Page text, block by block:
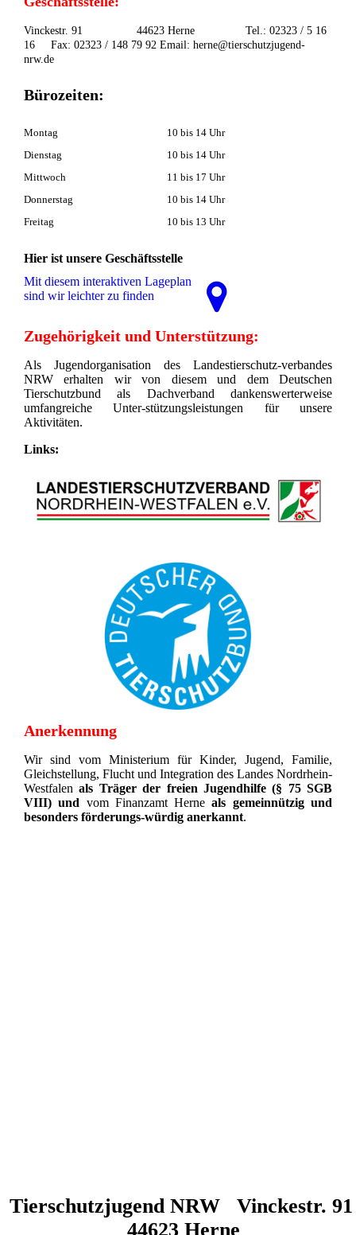
Vinckestr. 91 44623 Herne Tel.: 02323 / 5 16
16 Fax: 02323 / 148 79 92 Email: herne@tierschutzjugend-
nrw.de
Bürozeiten:
Montag
10 bis 14 Uhr
Dienstag
10 bis 14 Uhr
Mittwoch
11 bis 17 Uhr
Donnerstag
10 bis 14 Uhr
Freitag
10 bis 13 Uhr
Hier ist unsere Geschäftsstelle
Mit diesem interaktiven La­ge­plan
sind wir leichter zu finden
Zugehörigkeit und Unterstützung:
Als Jugendorganisation des Landestierschutz-verbandes
NRW erhalten wir von diesem und dem Deutschen
Tierschutzbund als Dachverband dankenswerterweise
umfangreiche Unter-stützungsleistungen für unsere
Aktivitäten.
Links:
Anerkennung
Wir sind vom Ministerium für Kinder, Jugend, Familie,
Gleichstellung, Flucht und Integration des Landes Nordrhein-
Westfalenals Träger der freien Jugendhilfe (§ 75 SGB
VIII) und vom Finanzamt Herneals gemeinnützig und
besonders förderungs-würdig anerkannt.
Tierschutzjugend NRW Vinckestr. 91
44623 Herne